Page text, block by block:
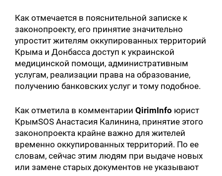
Как отмечается в пояснительной записке к
законопроекту, его принятие значительно
упростит жителям оккупированных территорий
Крыма и Донбасса доступ к украинской
медицинской помощи, административным
услугам, реализации права на образование,
получению банковских услуг и тому подобное.
Как отметила в комментарииQirimInfo юрист
КрымSOS Анастасия Калинина, принятие этого
законопроекта крайне важно для жителей
временно оккупированных территорий. По ее
словам, сейчас этим людям при выдаче новых
или замене старых документов не указывают